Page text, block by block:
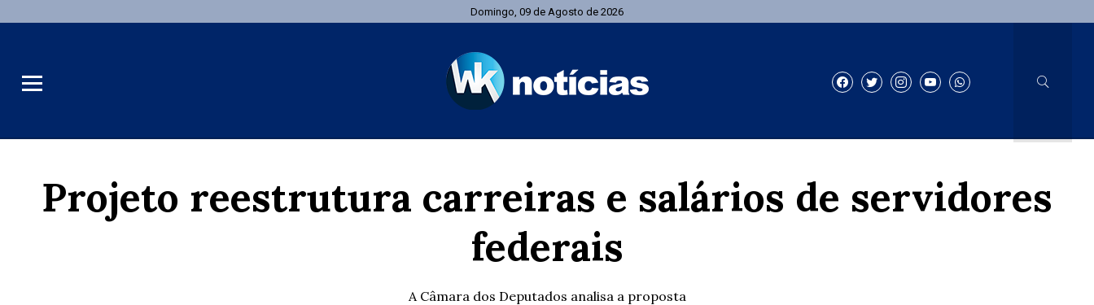
Domingo, 09 de Agosto de 2026
Projeto reestrutura carreiras e salários de servidores
federais
A Câmara dos Deputados analisa a proposta